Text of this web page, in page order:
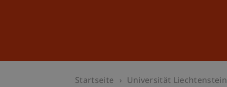
Startseite Universität Liechtenstein